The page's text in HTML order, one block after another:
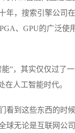
年，搜索引擎公司
、GPU的广泛使
”，其实仅仅过了
在人工智能时代。
看到这些东西的时
球无论是互联网公